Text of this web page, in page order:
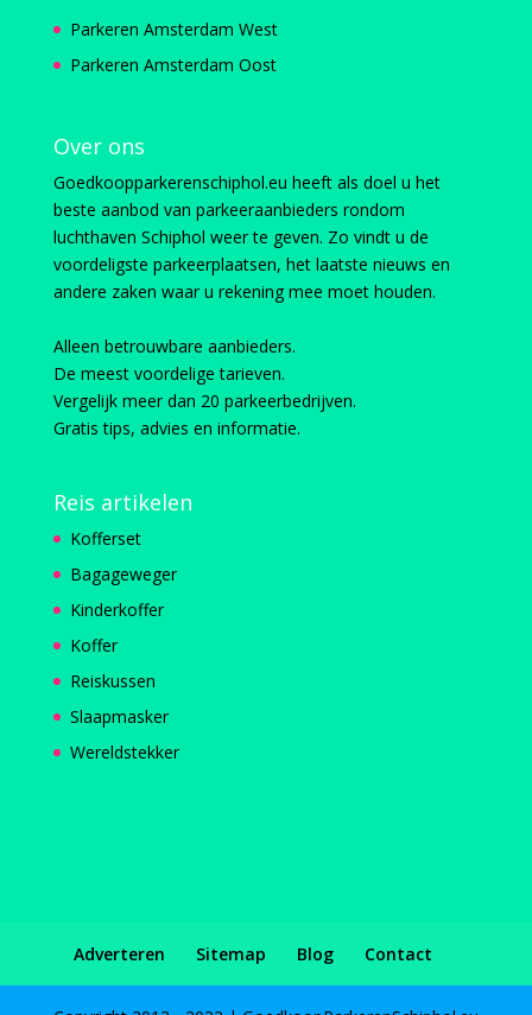
Parkeren Amsterdam West
Parkeren Amsterdam Oost
Over ons
Goedkoopparkerenschiphol.eu heeft als doel u het
beste aanbod van parkeeraanbieders rondom
luchthaven Schiphol weer te geven. Zo vindt u de
voordeligste parkeerplaatsen, het laatste nieuws en
andere zaken waar u rekening mee moet houden.
Alleen betrouwbare aanbieders.
De meest voordelige tarieven.
Vergelijk meer dan 20 parkeerbedrijven.
Gratis tips, advies en informatie.
Reis artikelen
Kofferset
Bagageweger
Kinderkoffer
Koffer
Reiskussen
Slaapmasker
Wereldstekker
Adverteren Sitemap Blog Contact